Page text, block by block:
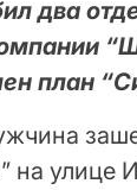
два
план
на улице